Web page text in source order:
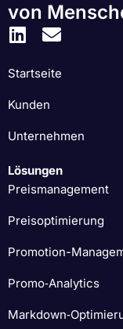
von
Startseite
Kunden
Unternehmen
Lösungen
Preismanagement
Preisoptimierung
Promotion-
Promo‑Analytics